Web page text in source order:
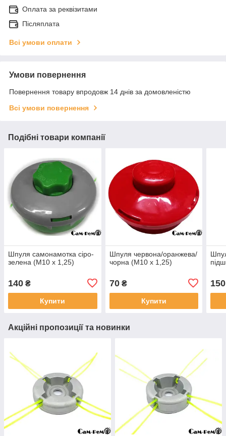
Оплата за реквізитами
Післяплата
Всі умови оплати
Умови повернення
Повернення товару впродовж 14 днів за домовленістю
Всі умови повернення
Подібні товари компанії
Шпуля самонамотка сіро-
зелена (M10 x 1,25)
140 ₴
Купити
Шпуля червона/оранжева/
чорна (M10 x 1,25)
70₴
Купити
150
Акційні пропозиції та новинки